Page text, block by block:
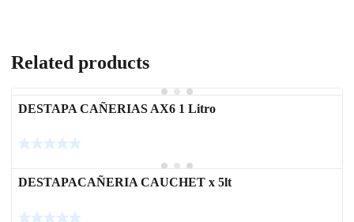
Related products
DESTAPA CAÑERIAS AX6 1 Litro
DESTAPACAÑERIA CAUCHET x 5lt